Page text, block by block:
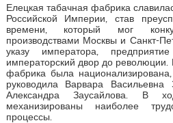
Елецкая табачная фабрика
Российской Империи, став
времени, который мог
производствами Москвы и Санкт-
указу императора,
императорский двор до
фабрика была
руководила Варвара Васильевна
Александра Заусайлова. В
механизированы наиболее
процессы.